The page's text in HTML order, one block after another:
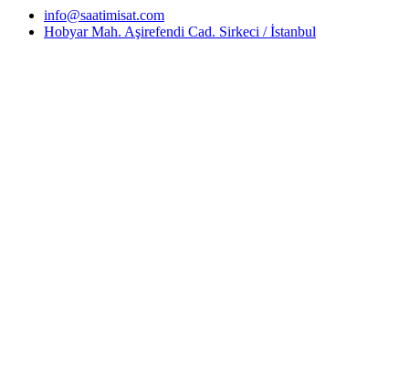
info@saatimisat.com
Hobyar Mah. Aşirefendi Cad. Sirkeci / İstanbul